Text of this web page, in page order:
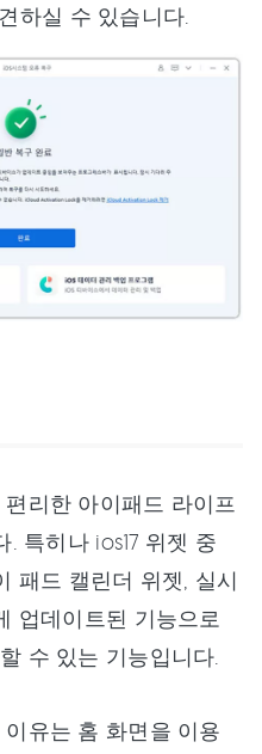
하실 수 있습니다.
리한 아이패드 라이프
특히나 ios17 위젯 중
패드 캘린더 위젯, 실시
업데이트된 기능으로
수 있는 기능입니다.
유는 홈 화면을 이용